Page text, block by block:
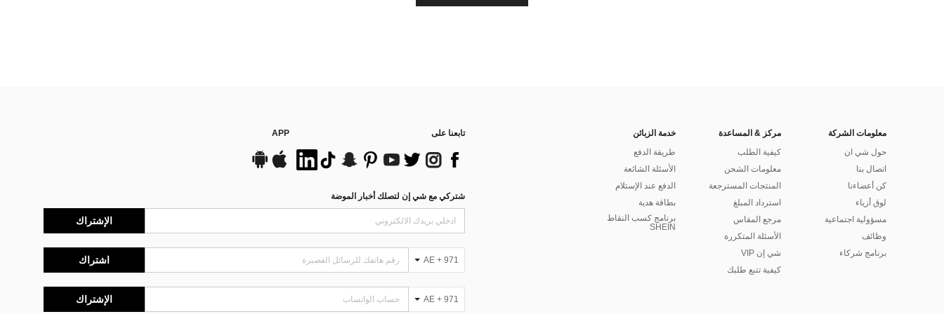
معلومات الشركة
حول شي ان
اتصال بنا
كن أعضاءنا
لوق أزياء
مسؤولية اجتماعية
وظائف
برنامج شركاء
مركز & المساعدة
كيفية الطلب
معلومات الشحن
المنتجات المسترجعة
استرداد المبلغ
مرجع المقاس
الأسئلة المتكررة
شي إن VIP
كيفية تتبع طلبك
خدمة الزبائن
طريقة الدفع
الأسئلة الشائعة
الدفع عند الإستلام
بطاقة هدية
برنامج كسب النقاط
SHEIN
تابعنا على APP
شتركي مع شي إن لتصلك أخبار الموضة
الإشتراك
AE + 971 اشتراك
AE + 971 الإشتراك